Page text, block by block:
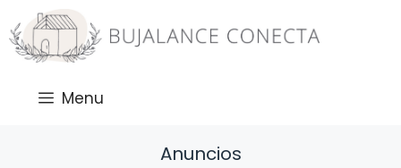
Saltar
al
contenido
Menu
Anuncios